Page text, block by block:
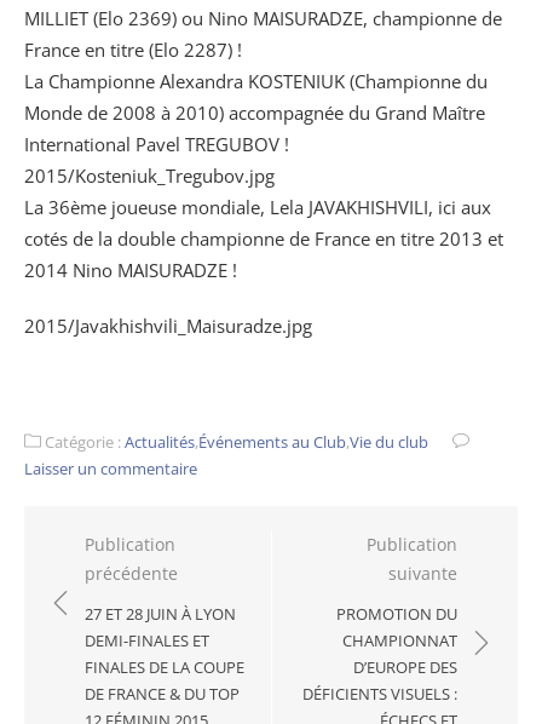
MILLIET (Elo 2369) ou Nino MAISURADZE, championne de
France en titre (Elo 2287) !
La Championne Alexandra KOSTENIUK (Championne du
Monde de 2008 à 2010) accompagnée du Grand Maître
International Pavel TREGUBOV !
2015/Kosteniuk_Tregubov.jpg
La 36ème joueuse mondiale, Lela JAVAKHISHVILI, ici aux
cotés de la double championne de France en titre 2013 et
2014 Nino MAISURADZE !
2015/Javakhishvili_Maisuradze.jpg
Catégorie :Actualités,Événements au Club,Vie du club
Laisser un commentaire
Navigation
l’article
Publication
précédente
27 ET 28 JUIN À LYON
DEMI-FINALES ET
FINALES DE LA COUPE
DE FRANCE & DU TOP
Publication
suivante
PROMOTION DU
CHAMPIONNAT
D’EUROPE DES
DÉFICIENTS VISUELS :